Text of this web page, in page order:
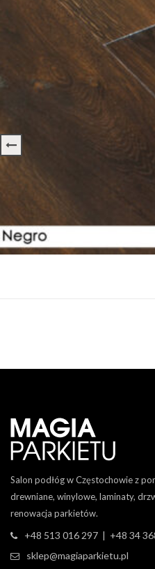
Salon podłóg w Częstochowie z
drewniane, winylowe, laminaty,
renowacja parkietów.
+48 513 016 297 | +48 34
sklep@magiaparkietu.pl